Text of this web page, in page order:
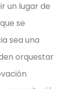
un lugar de
se
sea una
orquestar